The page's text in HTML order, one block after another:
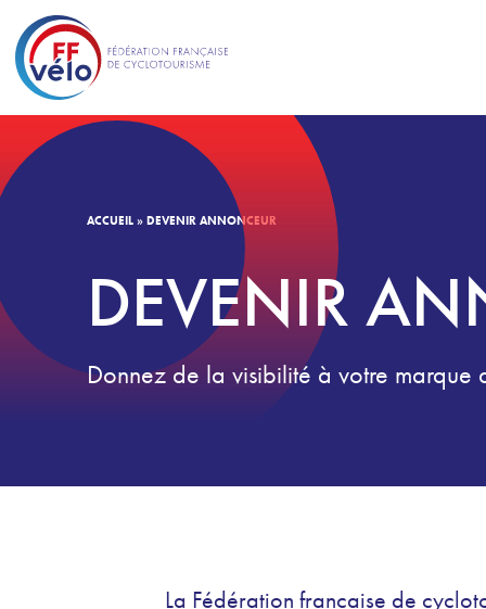
ACCUEIL » DEVENIR ANNONCEUR
DEVENIR
Donnez de la visibilité à votre marque
La Fédération française de